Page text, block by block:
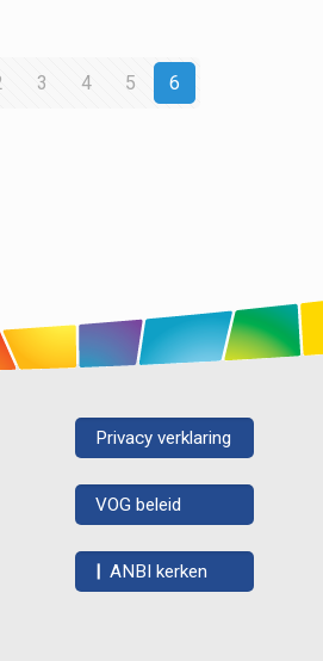
3 4 5 6
Privacy verklaring
VOG beleid
ANBI kerken